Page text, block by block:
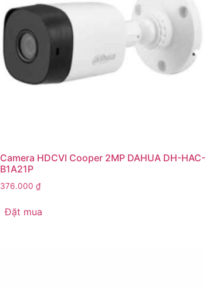
Camera HDCVI Cooper 2MP DAHUA DH-HAC-
B1A21P
376.000 ₫
Đặt mua